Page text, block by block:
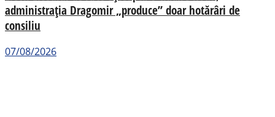
administrația Dragomir „produce” doar hotărâri de
consiliu
07/08/2026